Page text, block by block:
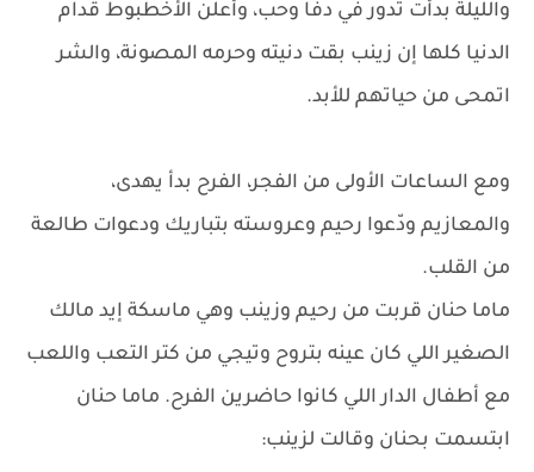
والليلة بدأت تدور في دفا وحب، وأعلن الأخطبوط قدام
الدنيا كلها إن زينب بقت دنيته وحرمه المصونة، والشر
اتمحى من حياتهم للأبد.
ومع الساعات الأولى من الفجر، الفرح بدأ يهدى،
والمعازيم ودّعوا رحيم وعروسته بتباريك ودعوات طالعة
من القلب.
ماما حنان قربت من رحيم وزينب وهي ماسكة إيد مالك
الصغير اللي كان عينه بتروح وتيجي من كتر التعب واللعب
مع أطفال الدار اللي كانوا حاضرين الفرح. ماما حنان
ابتسمت بحنان وقالت لزينب: